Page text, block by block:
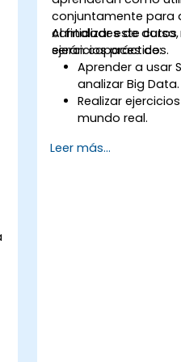
conjuntamente para
cantidades de datos
ejercicios prácticos.
Al finalizar este
serán capaces de:
Aprender a usar
analizar Big Data.
Realizar
mundo real.
técnicas para el
Leer más...